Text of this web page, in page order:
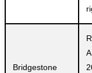
Bridgestone